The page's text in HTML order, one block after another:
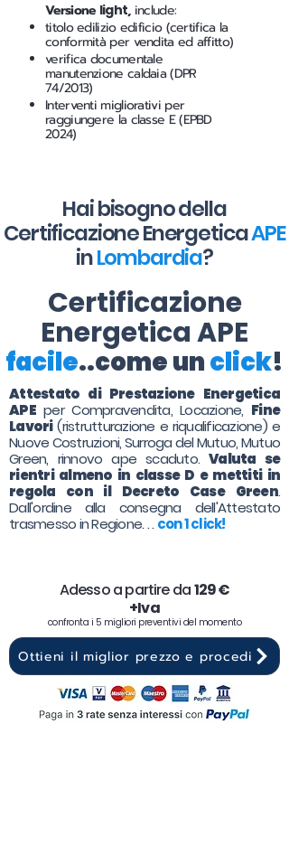
Versione light,include:
titolo edilizio edificio (certifica la
conformità per vendita ed affitto)
verifica documentale
manutenzione caldaia (DPR
74/2013)
Interventi migliorativi per
raggiungere la classe E (EPBD
2024)
Hai bisogno della
Certificazione EnergeticaAPE
inLombardia?
Certificazione
Energetica APE
facile..come unclick!
Attestato di Prestazione Energetica
APEper Compravendita, Locazione, Fine
Lavori(ristrutturazione e riqualificazione) e
Nuove Costruzioni, Surroga del Mutuo, Mutuo
Green, rinnovo ape scaduto. Valuta se
rientri almeno in classe D e mettiti in
regola con il Decreto Case Green.
Dall'ordine alla consegna dell'Attestato
trasmesso in Regione. . . con 1 click!
Adesso a partire da129 €
+Iva
confronta i 5 migliori preventivi del momento
Ottieni il miglior prezzo e procedi